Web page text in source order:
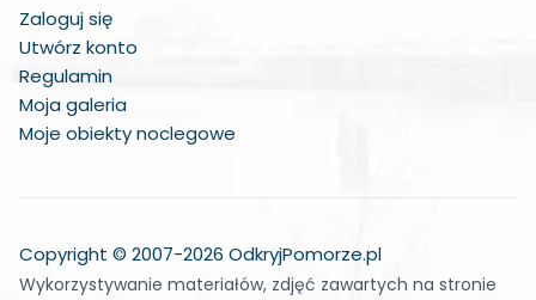
Zaloguj się
Utwórz konto
Regulamin
Moja galeria
Moje obiekty noclegowe
Copyright © 2007-2026 OdkryjPomorze.pl
Wykorzystywanie materiałów, zdjęć zawartych na stronie
Negatywne kolory
Wskaźnik do czytania